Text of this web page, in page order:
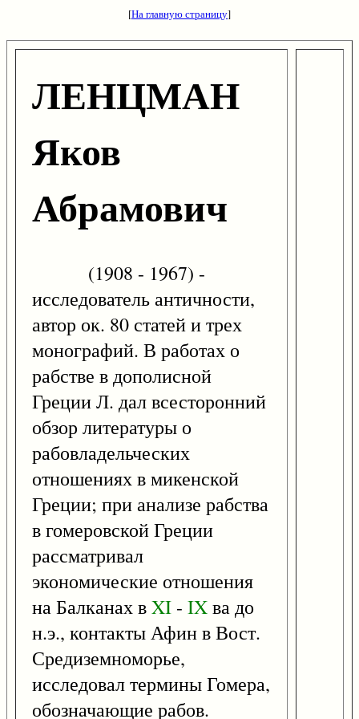
[На главную страницу]
ЛЕНЦМАН
Яков
Абрамович
(1908 - 1967) -
исследователь античности,
автор ок. 80 статей и трех
монографий. В работах о
рабстве в дополисной
Греции Л. дал всесторонний
обзор литературы о
рабовладельческих
отношениях в микенской
Греции; при анализе рабства
в гомеровской Греции
рассматривал
экономические отношения
на Балканах вXI - IXва до
н.э., контакты Афин в Вост.
Средиземноморье,
исследовал термины Гомера,
обозначающие рабов.